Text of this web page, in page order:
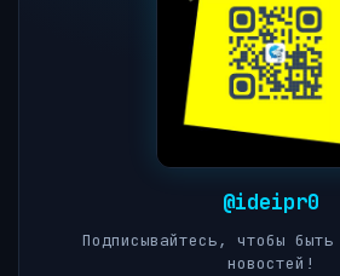
@ideipr0
Подписывайтесь, чтобы
новостей!